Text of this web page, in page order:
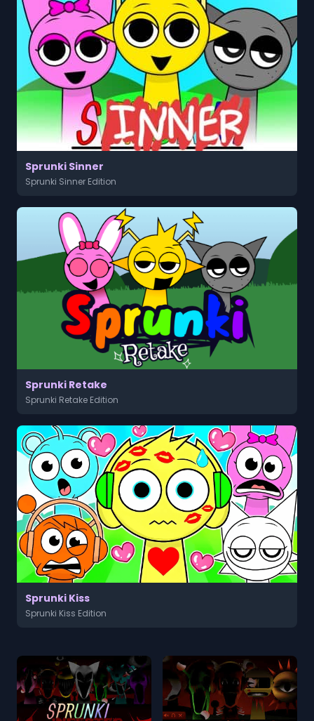
Sprunki Sinner
Sprunki Sinner Edition
Sprunki Retake
Sprunki Retake Edition
Sprunki Kiss
Sprunki Kiss Edition